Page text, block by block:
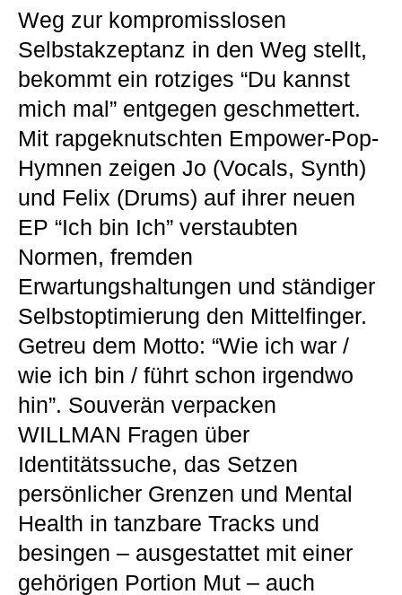
Weg zur kompromisslosen
Selbstakzeptanz in den Weg stellt,
bekommt ein rotziges “Du kannst
mich mal” entgegen geschmettert.
Mit rapgeknutschten Empower-Pop-
Hymnen zeigen Jo (Vocals, Synth)
und Felix (Drums) auf ihrer neuen
EP “Ich bin Ich” verstaubten
Normen, fremden
Erwartungshaltungen und ständiger
Selbstoptimierung den Mittelfinger.
Getreu dem Motto: “Wie ich war /
wie ich bin / führt schon irgendwo
hin”. Souverän verpacken
WILLMAN Fragen über
Identitätssuche, das Setzen
persönlicher Grenzen und Mental
Health in tanzbare Tracks und
besingen – ausgestattet mit einer
gehörigen Portion Mut – auch